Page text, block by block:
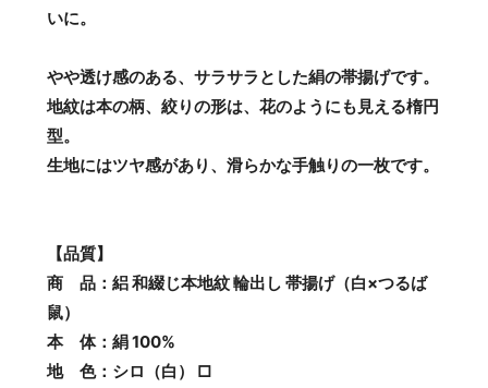
いに。
やや透け感のある、サラサラとした絹の帯揚げです。
地紋は本の柄、絞りの形は、花のようにも見える楕円
型。
生地にはツヤ感があり、滑らかな手触りの一枚です。
【品質】
商 品：絽 和綴じ本地紋 輪出し 帯揚げ（白×つるば
鼠）
本 体：絹 100%
地 色：シロ（白） □